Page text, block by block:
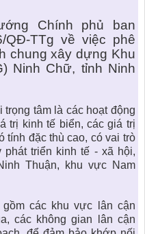
Chính phủ ban
QĐ-TTg về việc phê
chung xây dựng Khu
Ninh Chữ, tỉnh Ninh
tâm là các hoạt động
trị kinh tế biển, các giá trị
tính đặc thù cao, có vai trò
phát triển kinh tế - xã hội,
Thuận,
khu vực Nam
các khu vực lân cận
, các không gian lân cận